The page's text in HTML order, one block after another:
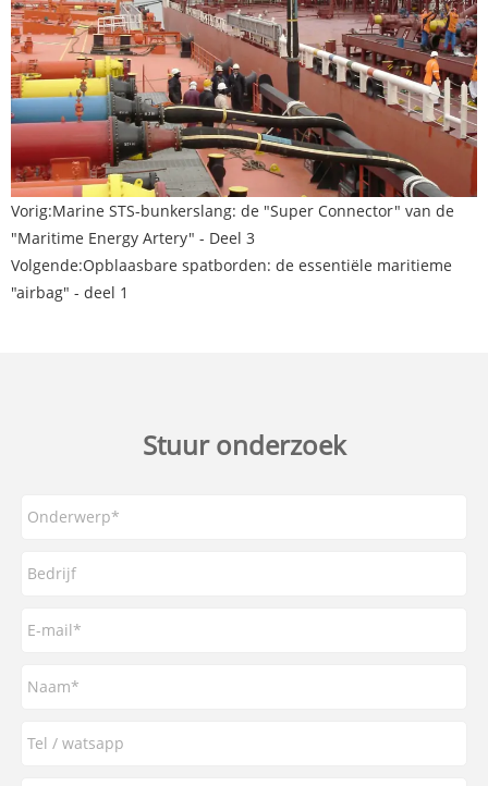
Vorig:Marine STS-bunkerslang: de "Super Connector" van de
"Maritime Energy Artery" - Deel 3
Volgende:Opblaasbare spatborden: de essentiële maritieme
"airbag" - deel 1
Stuur onderzoek